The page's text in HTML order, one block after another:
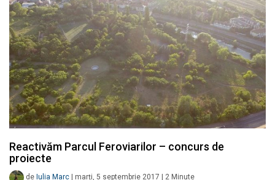
Reactivăm Parcul Feroviarilor – concurs de
proiecte
de Iulia Marc marți, 5 septembrie 2017 2 Minute